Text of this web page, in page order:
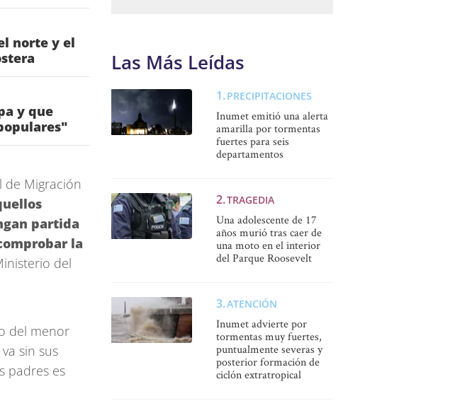
norte y el
y que
de Migración
partida
la
del
del menor
sin sus
padres es
Las Más Leídas
PRECIPITACIONES
Inumet emitió una alerta
amarilla por tormentas
fuertes para seis
departamentos
TRAGEDIA
Una adolescente de 17
años murió tras caer de
una moto en el interior
del Parque Roosevelt
ATENCIÓN
Inumet advierte por
tormentas muy fuertes,
puntualmente severas y
posterior formación de
ciclón extratropical